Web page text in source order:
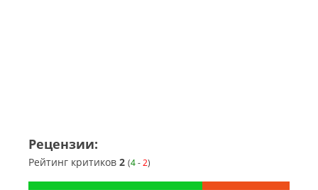
Рецензии:
Рейтинг критиков 2 (4- 2)